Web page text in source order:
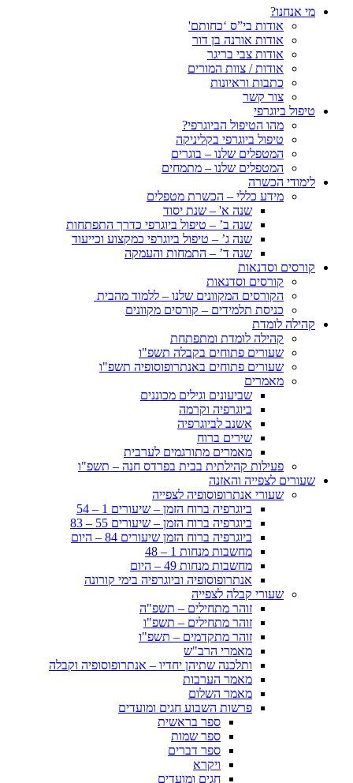
מי אנחנו?
אודות בי”ס ‘כחותם'
אודות אורנה בן דור
אודות צבי בריגר
אודות / צוות המורים
כתבות וראיונות
צור קשר
טיפול ביוגרפי
מהו הטיפול הביוגרפי?
טיפול ביוגרפי בקליניקה
המטפלים שלנו – בוגרים
המטפלים שלנו – מתמחים
לימודי הכשרה
מידע כללי – הכשרת מטפלים
שנה א' – שנת יסוד
שנה ב’ – טיפול ביוגרפי כדרך התפתחות
שנה ג’ – טיפול ביוגרפי כמקצוע וכייעוד
שנה ד’ – התמחות והעמקה
קורסים וסדנאות
קורסים וסדנאות
הקורסים המקוונים שלנו – ללמוד מהבית
כניסת תלמידים – קורסים מקוונים
קהילה לומדת
קהילה לומדת ומתפתחת
שעורים פתוחים בקבלה תשפ"ו
שעורים פתוחים באנתרופוסופיה תשפ"ו
מאמרים
שביעונים וגילים מכוננים
ביוגרפיה וקרמה
אשנב לביוגרפיה
שירים ברוח
מאמרים מתורגמים לערבית
פעילות קהילתית בבית בפרדס חנה – תשפ"ו
שעורים לצפייה והאזנה
שעורי אנתרופוסופיה לצפייה
ביוגרפיה ברוח הזמן – שיעורים 1 – 54
ביוגרפיה ברוח הזמן – שיעורים 55 – 83
ביוגרפיה ברוח הזמן שיעורים 84 – היום
מחשבות מנחות 1 – 48
מחשבות מנחות 49 – היום
אנתרופוסופיה וביוגרפיה בימי קורונה
שעורי קבלה לצפייה
זוהר מתחילים – תשפ"ה
זוהר מתחילים – תשפ"ו
זוהר מתקדמים – תשפ"ו
מאמרי הרב"ש
ותלכנה שתיהן יחדיו – אנתרופוסופיה וקבלה
מאמר הערבות
מאמר השלום
פרשות השבוע חגים ומועדים
ספר בראשית
ספר שמות
ספר דברים
ויקרא
חגים ומועדים